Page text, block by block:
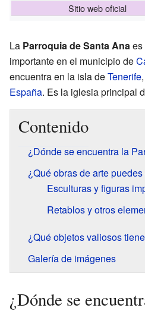
Sitio web oficial
La Parroquia de Santa Anaes
importante en el municipio de
encuentra en la isla deTenerife
España. Es la iglesia principal
Contenido
¿Dónde se encuentra la
¿Qué obras de arte
Esculturas y figuras
Retablos y otros
¿Qué objetos valiosos
Galería de imágenes
¿Dónde se